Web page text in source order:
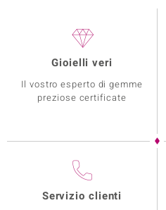
Gioielli veri
Il vostro esperto di gemme
preziose certificate
Servizio clienti